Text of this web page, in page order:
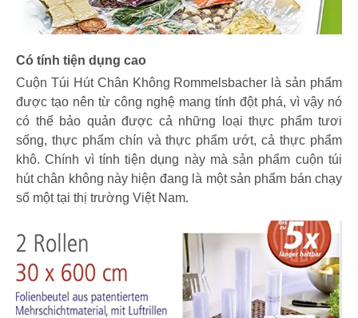
Có tính tiện dụng cao
Cuộn Túi Hút Chân Không ‎Rommelsbacher là sản phẩm
được tạo nên từ công nghệ mang tính đột phá, vì vậy nó
có thể bảo quản được cả những loại thực phẩm tươi
sống, thực phẩm chín và thực phẩm ướt, cả thực phẩm
khô. Chính vì tính tiện dụng này mà sản phẩm cuộn túi
hút chân không này hiện đang là một sản phẩm bán chạy
số một tại thị trường Việt Nam.